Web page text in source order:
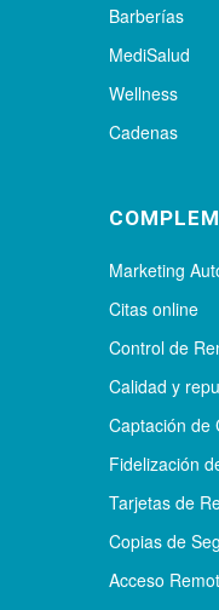
Barberías
MediSalud
Wellness
Cadenas
Marketing
Citas online
Control de
Calidad y
Captación de
Fidelización
Tarjetas de
Copias de
Acceso